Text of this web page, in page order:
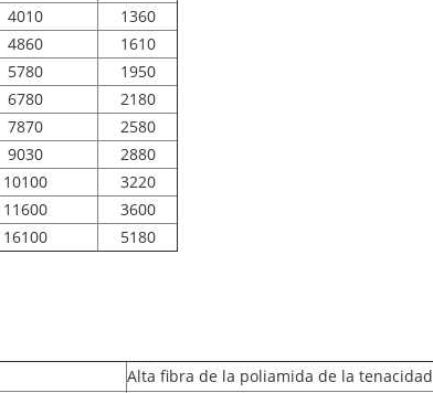
4010
1360
4860
1610
5780
1950
6780
2180
7870
2580
9030
2880
10100
3220
11600
3600
16100 5180
Alta fibra de la poliamida de la tenacidad